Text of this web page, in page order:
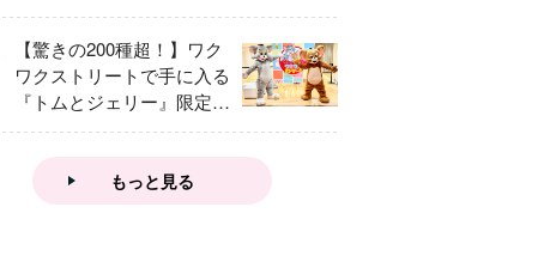
【驚きの200種超！】ワク
ワクストリートで手に入る
『トムとジェリー』限定グ
ッズ特集
もっと見る